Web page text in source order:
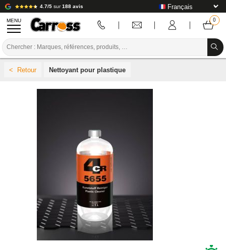
4.7/5 sur188 avis
MENU
CONSOMMABLE CARROSSERIE
OUTILLAGE CARROSSERIE
ÉQUIPEMENT ATELIER CARROSSERIE
CODE COULEUR
INSTALLATION LABO
TUTORIEL & CONSEILS
QUI SOMMES NOUS ?
Nettoyant pour plastique